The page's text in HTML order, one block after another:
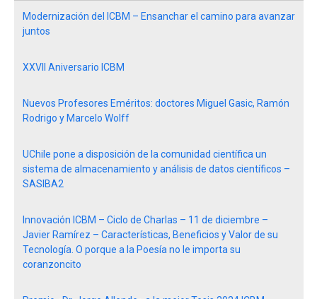
Modernización del ICBM – Ensanchar el camino para avanzar
juntos
XXVII Aniversario ICBM
Nuevos Profesores Eméritos: doctores Miguel Gasic, Ramón
Rodrigo y Marcelo Wolff
UChile pone a disposición de la comunidad científica un
sistema de almacenamiento y análisis de datos científicos –
SASIBA2
Innovación ICBM – Ciclo de Charlas – 11 de diciembre –
Javier Ramírez – Características, Beneficios y Valor de su
Tecnología. O porque a la Poesía no le importa su
coranzoncito